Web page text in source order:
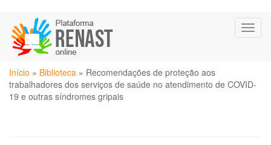
para
conteúdo
principal
Você
está
aqui
Início » Biblioteca » Recomendações de proteção aos
trabalhadores dos serviços de saúde no atendimento de COVID-
19 e outras síndromes gripais